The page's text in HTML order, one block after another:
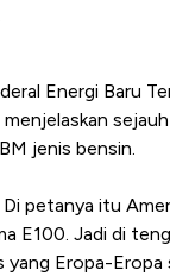
Energi Baru
jenis bensin.
petanya itu
E100. Jadi di
Eropa-Eropa